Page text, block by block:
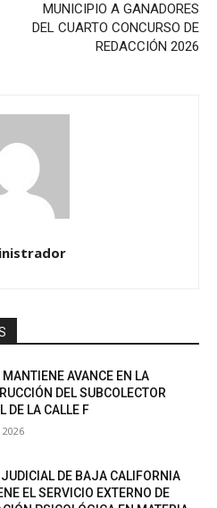
MUNICIPIO A GANADORES
DEL CUARTO CONCURSO DE
REDACCIÓN 2026
AVANCE EN LA
DEL SUBCOLECTOR
DE LA CALLE F
JUDICIAL DE BAJA CALIFORNIA
EL SERVICIO EXTERNO DE